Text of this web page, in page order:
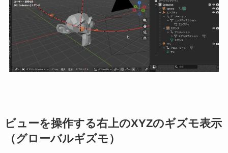
ビューを操作する右上のXYZのギズモ表示
（グローバルギズモ）